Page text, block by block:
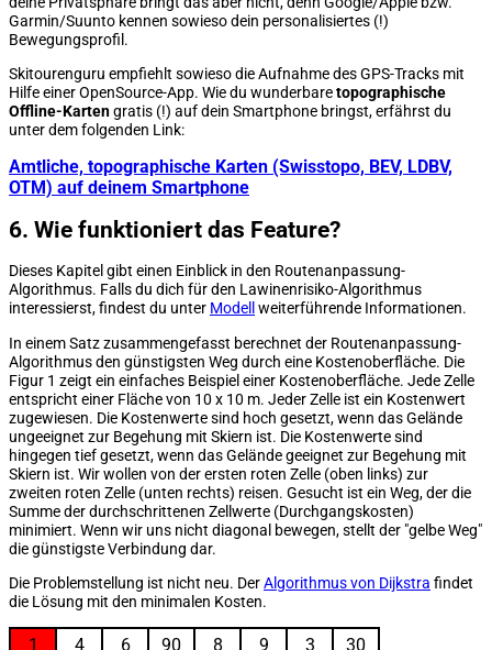
Garmin/Suunto kennen sowieso dein personalisiertes (!)
Bewegungsprofil.
Skitourenguru empfiehlt sowieso die Aufnahme des GPS-Tracks mit
Hilfe einer OpenSource-App. Wie du wunderbaretopographische
Offline-Kartengratis (!) auf dein Smartphone bringst, erfährst du
unter dem folgenden Link:
Amtliche, topographische Karten (Swisstopo, BEV, LDBV,
OTM) auf deinem Smartphone
6. Wie funktioniert das Feature?
Dieses Kapitel gibt einen Einblick in den Routenanpassung-
Algorithmus. Falls du dich für den Lawinenrisiko-Algorithmus
interessierst, findest du unter Modell weiterführende Informationen.
In einem Satz zusammengefasst berechnet der Routenanpassung-
Algorithmus den günstigsten Weg durch eine Kostenoberfläche. Die
Figur 1 zeigt ein einfaches Beispiel einer Kostenoberfläche. Jede Zelle
entspricht einer Fläche von 10 x 10 m. Jeder Zelle ist ein Kostenwert
zugewiesen. Die Kostenwerte sind hoch gesetzt, wenn das Gelände
ungeeignet zur Begehung mit Skiern ist. Die Kostenwerte sind
hingegen tief gesetzt, wenn das Gelände geeignet zur Begehung mit
Skiern ist. Wir wollen von der ersten roten Zelle (oben links) zur
zweiten roten Zelle (unten rechts) reisen. Gesucht ist ein Weg, der die
Summe der durchschrittenen Zellwerte (Durchgangskosten)
minimiert. Wenn wir uns nicht diagonal bewegen, stellt der "gelbe Weg"
die günstigste Verbindung dar.
Die Problemstellung ist nicht neu. DerAlgorithmus von Dijkstra findet
die Lösung mit den minimalen Kosten.
1 4 6 90 8 9 3
30